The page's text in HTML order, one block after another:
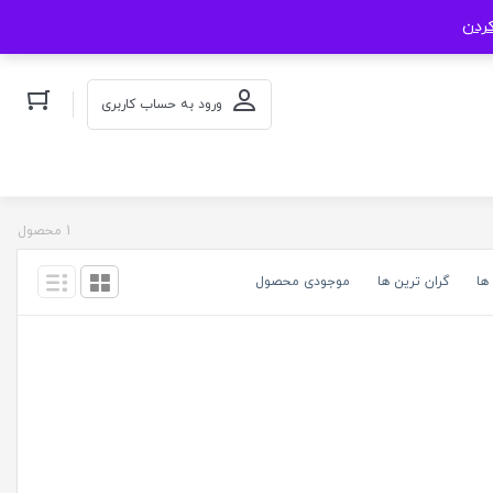
ورود به حساب کاربری
1 محصول
ها گران ترین ها موجودی محصول